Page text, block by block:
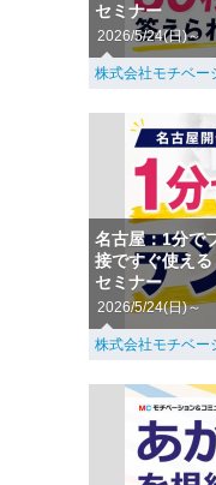
セミナー
2026/5/24(日)～
株式会社モチベー
名古屋：1分で
接ですぐ使え
セミナー
2026/5/24(日)～
株式会社モチベー